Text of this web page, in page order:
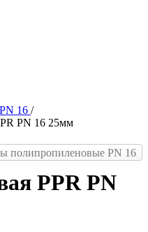
16 /
PN 16 25мм
полипропиленовые PN 16
PPR PN